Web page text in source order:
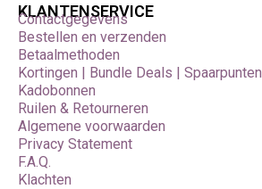
KLANTENSERVICE
Contactgegevens
Bestellen en verzenden
Betaalmethoden
Kortingen | Bundle Deals | Spaarpunten
Kadobonnen
Ruilen & Retourneren
Algemene voorwaarden
Privacy Statement
F.A.Q.
Klachten